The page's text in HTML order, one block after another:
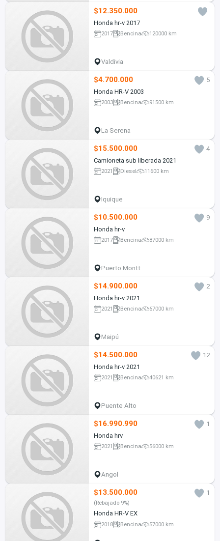
$12.350.000
Honda hr-v 2017
2017 Bencina 120000 km
Valdivia
$4.700.000
5
Honda HR-V 2003
2003 Bencina 91500 km
La Serena
$15.500.000
4
Camioneta sub liberada 2021
2021 Diesel 11600 km
Iquique
$10.500.000
9
Honda hr-v
2017 Bencina 87000 km
Puerto Montt
$14.900.000
2
Honda hr-v 2021
2021 Bencina 67000 km
Maipú
$14.500.000
12
Honda hr-v 2021
2021 Bencina 40621 km
Puente Alto
$16.990.990
1
Honda hrv
2021 Bencina 56000 km
Angol
$13.500.000 1
(Rebajado 9%)
Honda HR-V EX
2018 Bencina 57000 km